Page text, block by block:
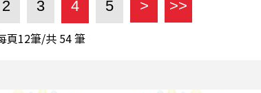
2 3 4 5 > >>
頁12筆/共 54筆